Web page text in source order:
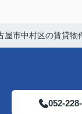
屋市中村区の賃貸物
052-